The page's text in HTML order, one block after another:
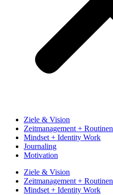
Ziele & Vision
Zeitmanagement + Routinen
Mindset + Identity Work
Journaling
Motivation
Ziele & Vision
Zeitmanagement + Routinen
Mindset + Identity Work